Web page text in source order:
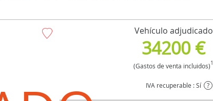
Vehículo adjudicado
34200 €
(Gastos de venta incluidos)1
IVA recuperable : Sí ?